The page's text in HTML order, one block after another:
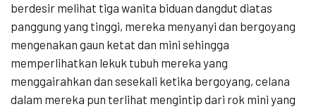
berdesir melihat tiga wanita biduan dangdut diatas
panggung yang tinggi, mereka menyanyi dan bergoyang
mengenakan gaun ketat dan mini sehingga
memperlihatkan lekuk tubuh mereka yang
menggairahkan dan sesekali ketika bergoyang, celana
dalam mereka pun terlihat mengintip dari rok mini yang